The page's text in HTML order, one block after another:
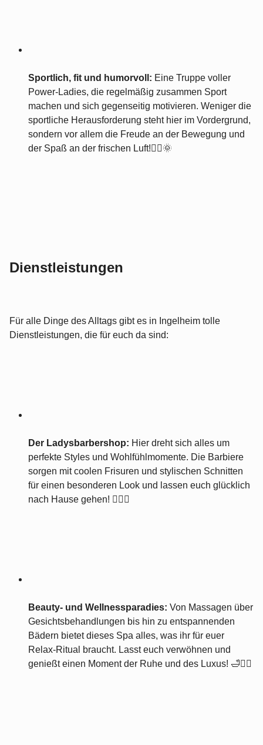
Sportlich, fit und humorvoll: Eine Truppe voller
Power-Ladies, die regelmäßig zusammen Sport
machen und sich gegenseitig motivieren. Weniger die
sportliche Herausforderung steht hier im Vordergrund,
sondern vor allem die Freude an der Bewegung und
der Spaß an der frischen Luft!🏃‍♀️🌞
Dienstleistungen
Für alle Dinge des Alltags gibt es in Ingelheim tolle
Dienstleistungen, die für euch da sind:
Der Ladysbarbershop: Hier dreht sich alles um
perfekte Styles und Wohlfühlmomente. Die Barbiere
sorgen mit coolen Frisuren und stylischen Schnitten
für einen besonderen Look und lassen euch glücklich
nach Hause gehen! 💇‍♀️✨
Beauty- und Wellnessparadies: Von Massagen über
Gesichtsbehandlungen bis hin zu entspannenden
Bädern bietet dieses Spa alles, was ihr für euer
Relax-Ritual braucht. Lasst euch verwöhnen und
genießt einen Moment der Ruhe und des Luxus! 🛁💆‍♀️